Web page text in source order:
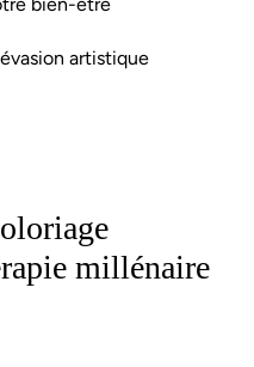
artistique
millénaire